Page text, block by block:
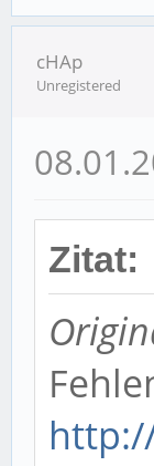
cHAp
Unregistered
Zitat: